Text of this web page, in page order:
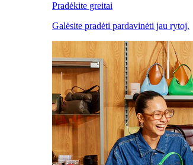
Pradėkite greitai
Galėsite pradėti pardavinėti jau rytoj.